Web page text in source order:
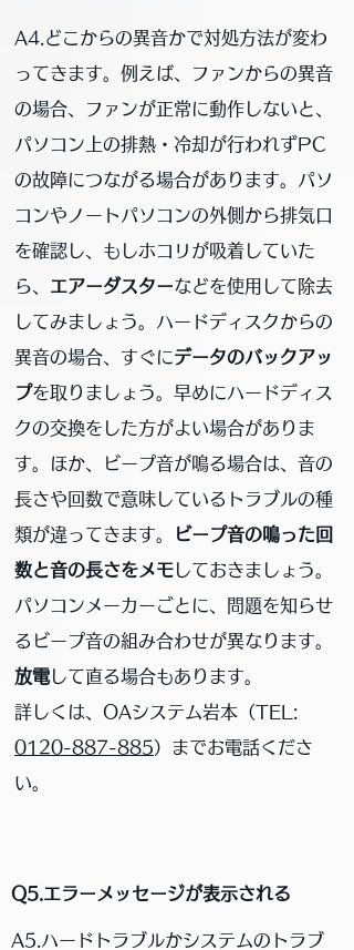
A4.どこからの異音かで対処方法が変わ
ってきます。例えば、ファンからの異音
の場合、ファンが正常に動作しないと、
パソコン上の排熱・冷却が行われずPC
の故障につながる場合があります。パソ
コンやノートパソコンの外側から排気口
を確認し、もしホコリが吸着していた
ら、
エアーダスターなどを使用して除去
してみましょう。ハードディスクからの
異音の場合、すぐにデータのバックアッ
プを取りましょう。早めにハードディス
クの交換をした方がよい場合がありま
す。ほか、ビープ音が鳴る場合は、音の
長さや回数で意味しているトラブルの種
類が違ってきます。
ビープ音の鳴った回
数と音の長さをメモしておきましょう。
パソコンメーカーごとに、問題を知らせ
るビープ音の組み合わせが異なります。
放電して直る場合もあります。
詳しくは、OAシステム岩本（TEL:
0120-887-885）までお電話くださ
い。
Q5.エラーメッセージが表示される
A5.ハードトラブルかシステムのトラブ